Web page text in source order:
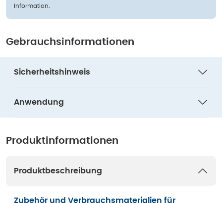
Information.
Gebrauchsinformationen
Sicherheitshinweis
Anwendung
Produktinformationen
Produktbeschreibung
Zubehör und Verbrauchsmaterialien für